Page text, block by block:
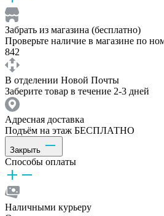
Забрать из магазина (бесплатно)
Проверьте наличие в магазине по
842
В отделении Новой Почты
Заберите товар в течение 2-3 дней
Адресная доставка
Подъём на этаж БЕСПЛАТНО
Закрыть
Способы оплаты
Наличными курьеру